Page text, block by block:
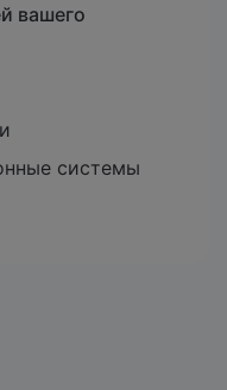
вашего
системы